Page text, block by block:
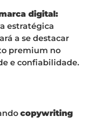
digital:
estratégica
a se destacar
premium no
e confiabilidade.
copywriting